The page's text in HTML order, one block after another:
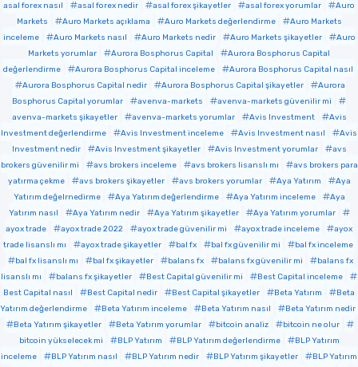
asal forex nasıl
asal forex nedir asal forex şikayetler asal forex yorumlar
Auro
Markets
Auro Markets açıklama Auro Markets değerlendirme
Auro Markets
inceleme
Auro Markets nasıl Auro Markets nedir Auro Markets şikayetler
Auro
Markets yorumlar
Aurora Bosphorus Capital
Aurora Bosphorus Capital
değerlendirme
Aurora Bosphorus Capital inceleme
Aurora Bosphorus Capital nasıl
Aurora Bosphorus Capital nedir
Aurora Bosphorus Capital şikayetler
Aurora
Bosphorus Capital yorumlar
avenva-markets
avenva-markets güvenilir mi
avenva-markets şikayetler
avenva-markets yorumlar Avis Investment
Avis
Investment değerlendirme
Avis Investment inceleme Avis Investment nasıl
Avis
Investment nedir
Avis Investment şikayetler Avis Investment yorumlar
avs
brokers güvenilir mi
avs brokers inceleme avs brokers lisanslı mı
avs brokers para
yatırma çekme
avs brokers şikayetler avs brokers yorumlar Aya Yatırım
Aya
Yatırım değelrnedirme
Aya Yatırım değerlendirme Aya Yatırım inceleme
Aya
Yatırım nasıl
Aya Yatırım nedir Aya Yatırım şikayetler
Aya Yatırım yorumlar
ayox trade
ayox trade 2022 ayox trade güvenilir mi ayox trade inceleme
ayox
trade lisanslı mı
ayox trade şikayetler bal fx bal fx güvenilir mi
bal fx inceleme
bal fx lisanslı mı
bal fx şikayetler balans fx balans fx güvenilir mi
balans fx
lisanslı mı
balans fx şikayetler Best Capital güvenilir mi
Best Capital inceleme
Best Capital nasıl
Best Capital nedir Best Capital şikayetler Beta Yatırım
Beta
Yatırım değerlendirme
Beta Yatırım inceleme Beta Yatırım nasıl
Beta Yatırım nedir
Beta Yatırım şikayetler
Beta Yatırım yorumlar bitcoin analiz
bitcoin ne olur
bitcoin yükselecek mi
BLP Yatırım BLP Yatırım değerlendirme
BLP Yatırım
inceleme
BLP Yatırım nasıl BLP Yatırım nedir BLP Yatırım şikayetler
BLP Yatırım